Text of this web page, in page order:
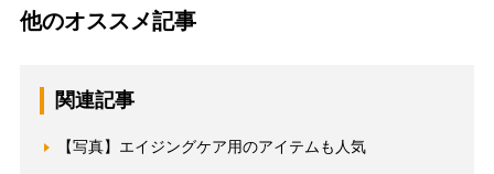
他のオススメ記事
関連記事
【写真】エイジングケア用のアイテムも人気